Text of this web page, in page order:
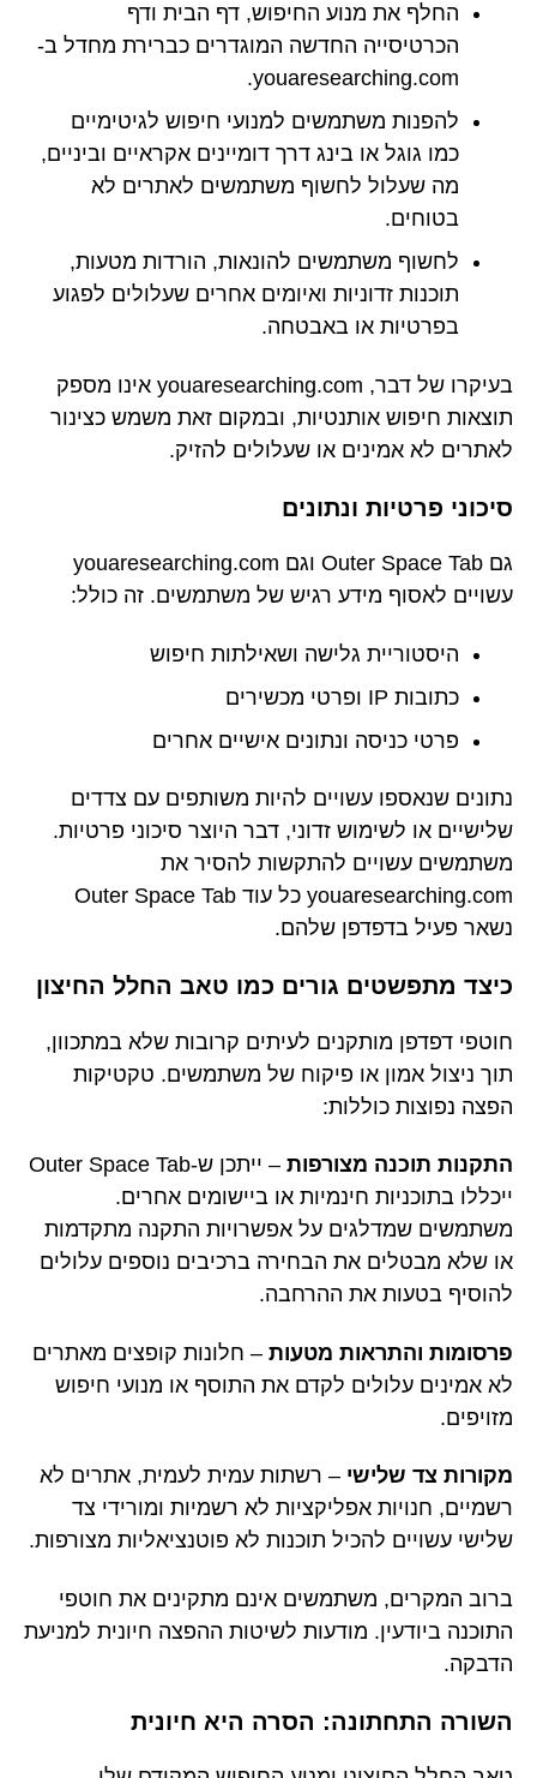
החלף את מנוע החיפוש, דף הבית ודף
הכרטיסייה החדשה המוגדרים כברירת מחדל ב-
youaresearching.com.
להפנות משתמשים למנועי חיפוש לגיטימיים
כמו גוגל או בינג דרך דומיינים אקראיים וביניים,
מה שעלול לחשוף משתמשים לאתרים לא
בטוחים.
לחשוף משתמשים להונאות, הורדות מטעות,
תוכנות זדוניות ואיומים אחרים שעלולים לפגוע
בפרטיות או באבטחה.
בעיקרו של דבר, youaresearching.com אינו מספק
תוצאות חיפוש אותנטיות, ובמקום זאת משמש כצינור
לאתרים לא אמינים או שעלולים להזיק.
סיכוני פרטיות ונתונים
גם Outer Space Tab וגם youaresearching.com
עשויים לאסוף מידע רגיש של משתמשים. זה כולל:
היסטוריית גלישה ושאילתות חיפוש
כתובות IP ופרטי מכשירים
פרטי כניסה ונתונים אישיים אחרים
נתונים שנאספו עשויים להיות משותפים עם צדדים
שלישיים או לשימוש זדוני, דבר היוצר סיכוני פרטיות.
משתמשים עשויים להתקשות להסיר את
youaresearching.com כל עוד Outer Space Tab
נשאר פעיל בדפדפן שלהם.
כיצד מתפשטים גורים כמו טאב החלל החיצון
חוטפי דפדפן מותקנים לעיתים קרובות שלא במתכוון,
תוך ניצול אמון או פיקוח של משתמשים. טקטיקות
הפצה נפוצות כוללות:
התקנות תוכנה מצורפות
– ייתכן ש-Outer Space Tab
ייכללו בתוכניות חינמיות או ביישומים אחרים.
משתמשים שמדלגים על אפשרויות התקנה מתקדמות
או שלא מבטלים את הבחירה ברכיבים נוספים עלולים
להוסיף בטעות את ההרחבה.
פרסומות והתראות מטעות – חלונות קופצים מאתרים
לא אמינים עלולים לקדם את התוסף או מנועי חיפוש
מזויפים.
מקורות צד שלישי – רשתות עמית לעמית, אתרים לא
רשמיים, חנויות אפליקציות לא רשמיות ומורידי צד
שלישי עשויים להכיל תוכנות לא פוטנציאליות מצורפות.
ברוב המקרים, משתמשים אינם מתקינים את חוטפי
התוכנה ביודעין. מודעות לשיטות ההפצה חיונית למניעת
הדבקה.
השורה התחתונה: הסרה היא חיונית